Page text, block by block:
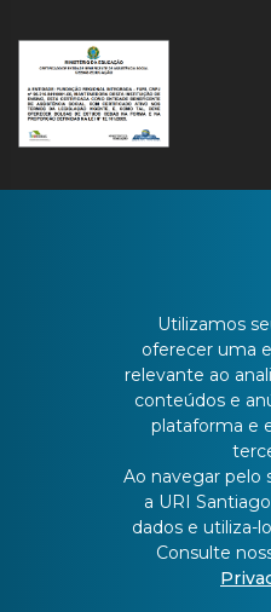
Batista Bonoto
Utilizamos
oferecer uma
relevante ao
conteúdos e
plataforma e
Ao navegar pelo
a URI
dados e utiliza-
Consulte